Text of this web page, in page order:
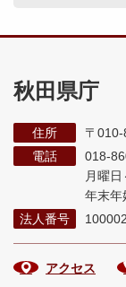
秋田県庁
住所
〒
電話
018-
月曜
年末年
法人番号
アクセス